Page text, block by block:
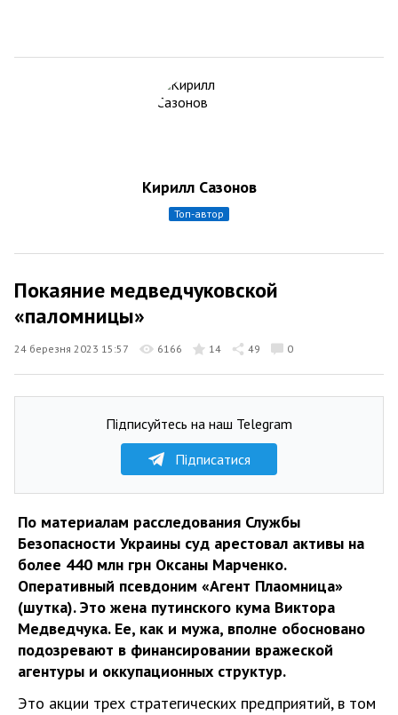
Кирилл Сазонов
топ-автор
Покаяние медведчуковской
«паломницы»
24 березня 2023 15:57 6166 14 49 0
Підписуйтесь на наш Telegram
Підписатися
По материалам расследования Службы
Безопасности Украины суд арестовал активы на
более 440 млн грн Оксаны Марченко.
Оперативный псевдоним «Агент Плаомница»
(шутка). Это жена путинского кума Виктора
Медведчука. Ее, как и мужа, вполне обосновано
подозревают в финансировании вражеской
агентуры и оккупационных структур.
Это акции трех стратегических предприятий, в том